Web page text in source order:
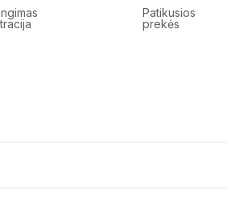
Patikusios
prekės